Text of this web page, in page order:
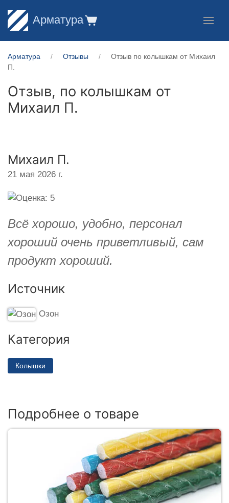
Арматура
Арматура Отзывы
Отзыв по колышкам от Михаил
П.
Отзыв, по колышкам от
Михаил П.
Михаил П.
21 мая 2026 г.
Всё хорошо, удобно, персонал
хороший очень приветливый, сам
продукт хороший.
Источник
Озон
Категория
Колышки
Подробнее о товаре